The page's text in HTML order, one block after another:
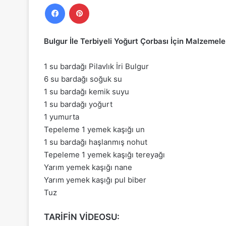
Facebook
Bulgur İle Terbiyeli Yoğurt Çorbası İçin
1 su bardağı Pilavlık İri Bulgur
6 su bardağı soğuk su
1 su bardağı kemik suyu
1 su bardağı yoğurt
1 yumurta
Tepeleme 1 yemek kaşığı un
1 su bardağı haşlanmış nohut
Tepeleme 1 yemek kaşığı tereyağı
Yarım yemek kaşığı nane
Yarım yemek kaşığı pul biber
Tuz
TARİFİN VİDEOSU: